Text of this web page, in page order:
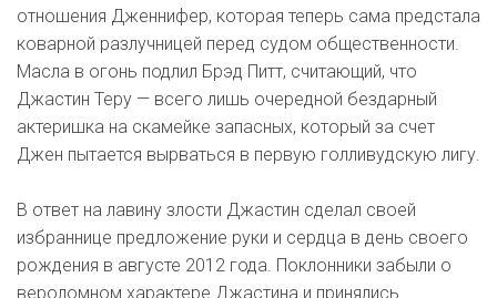
отношения Дженнифер, которая теперь сама предстала
коварной разлучницей перед судом общественности.
Масла в огонь подлил Брэд Питт, считающий, что
Джастин Теру — всего лишь очередной бездарный
актеришка на скамейке запасных, который за счет
Джен пытается вырваться в первую голливудскую лигу.
В ответ на лавину злости Джастин сделал своей
избраннице предложение руки и сердца в день своего
рождения в августе 2012 года. Поклонники забыли о
вероломном характере Джастина и принялись